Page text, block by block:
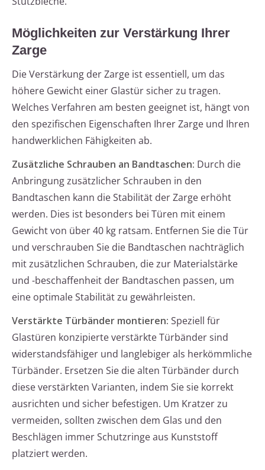
Möglichkeiten zur Verstärkung Ihrer
Zarge
Die Verstärkung der Zarge ist essentiell, um das
höhere Gewicht einer Glastür sicher zu tragen.
Welches Verfahren am besten geeignet ist, hängt von
den spezifischen Eigenschaften Ihrer Zarge und Ihren
handwerklichen Fähigkeiten ab.
Zusätzliche Schrauben an Bandtaschen: Durch die
Anbringung zusätzlicher Schrauben in den
Bandtaschen kann die Stabilität der Zarge erhöht
werden. Dies ist besonders bei Türen mit einem
Gewicht von über 40 kg ratsam. Entfernen Sie die Tür
und verschrauben Sie die Bandtaschen nachträglich
mit zusätzlichen Schrauben, die zur Materialstärke
und -beschaffenheit der Bandtaschen passen, um
eine optimale Stabilität zu gewährleisten.
Verstärkte Türbänder montieren: Speziell für
Glastüren konzipierte verstärkte Türbänder sind
widerstandsfähiger und langlebiger als herkömmliche
Türbänder. Ersetzen Sie die alten Türbänder durch
diese verstärkten Varianten, indem Sie sie korrekt
ausrichten und sicher befestigen. Um Kratzer zu
vermeiden, sollten zwischen dem Glas und den
Beschlägen immer Schutzringe aus Kunststoff
platziert werden.